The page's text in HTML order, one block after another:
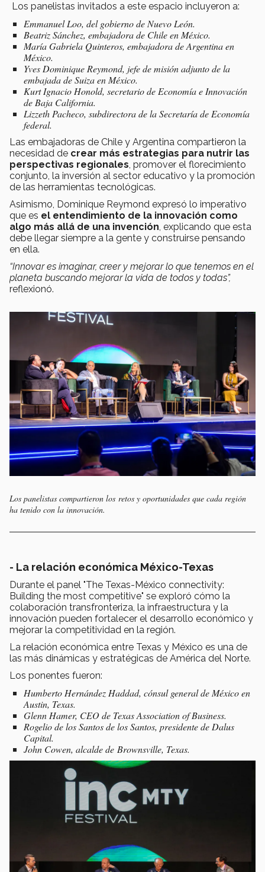
Los panelistas invitados a este espacio incluyeron a:
Emmanuel Loo, del gobierno de Nuevo León.
Beatriz Sánchez, embajadora de Chile en México.
María Gabriela Quinteros, embajadora de Argentina en
México.
Yves Dominique Reymond, jefe de misión adjunto de la
embajada de Suiza en México.
Kurt Ignacio Honold, secretario de Economía e Innovación
de Baja California.
Lizzeth Pacheco, subdirectora de la Secretaría de Economía
federal.
Las embajadoras de Chile y Argentina compartieron la
necesidad de crear más estrategias para nutrir las
perspectivas regionales, promover el florecimiento
conjunto, la inversión al sector educativo y la promoción
de las herramientas tecnológicas.
Asimismo, Dominique Reymond expresó lo imperativo
que es el entendimiento de la innovación como
algo más allá de una invención, explicando que esta
debe llegar siempre a la gente y construirse pensando
en ella.
“Innovar es imaginar, creer y mejorar lo que tenemos en el
planeta buscando mejorar la vida de todos y todas”,
reflexionó.
Los panelistas compartieron los retos y oportunidades que cada región
ha tenido con la innovación.
- La relación económica México-Texas
Durante el panel "The Texas-México connectivity:
Building the most competitive" se exploró cómo la
colaboración transfronteriza, la infraestructura y la
innovación pueden fortalecer el desarrollo económico y
mejorar la competitividad en la región.
La relación económica entre Texas y México es una de
las más dinámicas y estratégicas de América del Norte.
Los ponentes fueron:
Humberto Hernández Haddad, cónsul general de México en
Austin, Texas.
Glenn Hamer, CEO de Texas Association of Business.
Rogelio de los Santos de los Santos, presidente de Dalus
Capital.
John Cowen, alcalde de Brownsville, Texas.